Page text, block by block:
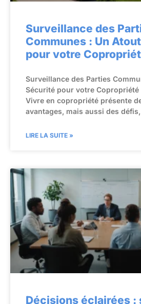
Surveillance des
Communes : Un
pour votre
Surveillance des Parties
Sécurité pour votre
Vivre en copropriété présente
avantages, mais aussi des
LIRE LA SUITE »
Décisions éclairées :